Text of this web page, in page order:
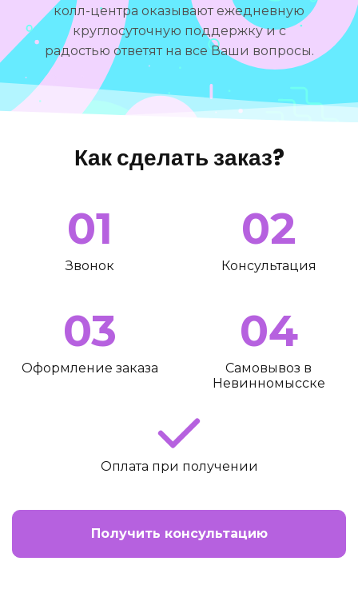
колл-центра оказывают ежедневную
круглосуточную поддержку и с
радостью ответят на все Ваши вопросы.
Как сделать заказ?
01
Звонок
02
Консультация
03
Оформление заказа
04
Самовывоз в
Невинномысске
Оплата при получении
Получить консультацию